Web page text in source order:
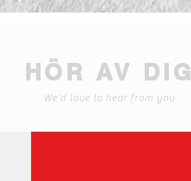
HÖR AV DIG
We'd love to hear from you